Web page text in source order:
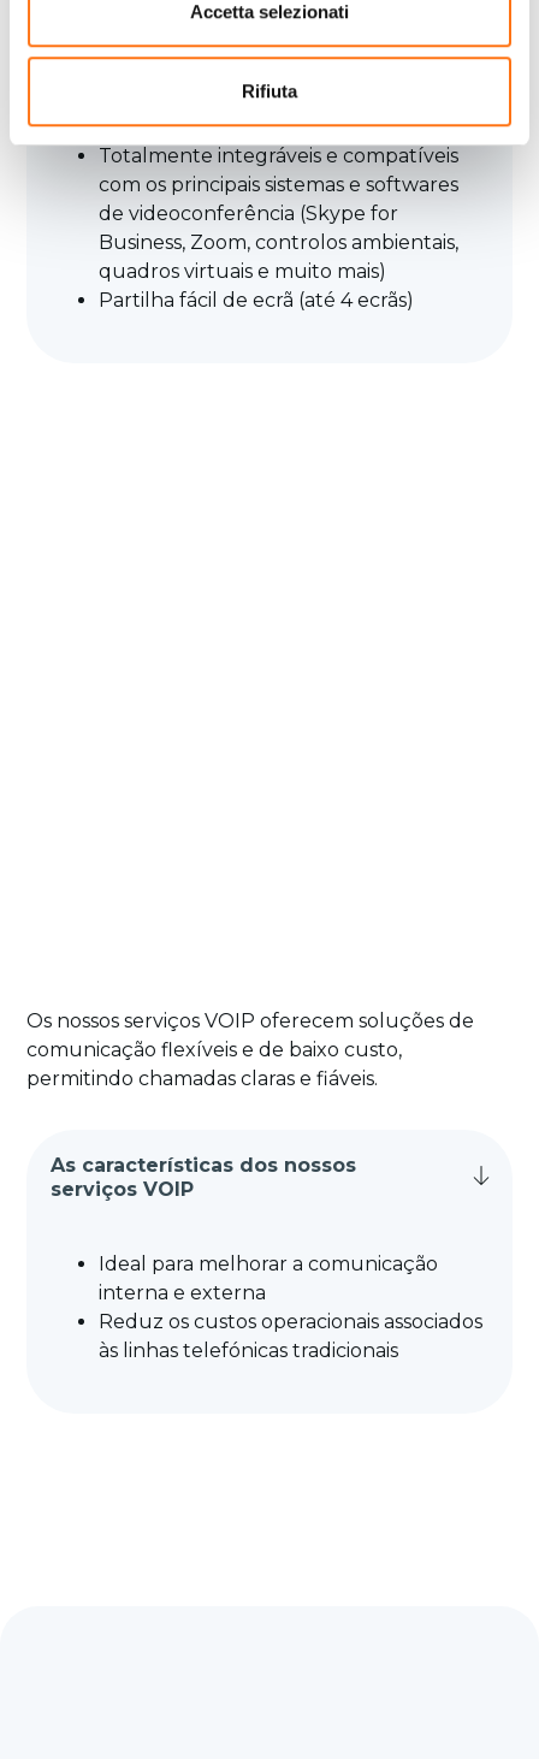
Accetta selezionati
Rifiuta
colaboração por vídeo
Fáceis de instalar
Totalmente integráveis e compatíveis
com os principais sistemas e softwares
de videoconferência (Skype for
Business, Zoom, controlos ambientais,
quadros virtuais e muito mais)
Partilha fácil de ecrã (até 4 ecrãs)
Os nossos serviços VOIP oferecem soluções de
comunicação flexíveis e de baixo custo,
permitindo chamadas claras e fiáveis.
As características dos nossos
serviços VOIP
Ideal para melhorar a comunicação
interna e externa
Reduz os custos operacionais associados
às linhas telefónicas tradicionais